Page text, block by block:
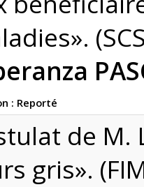
: Reporté
de M.
gris».